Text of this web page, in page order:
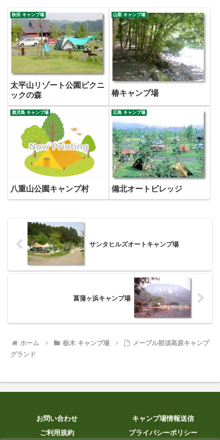
秋田 キャンプ場
太平山リゾート公園ピクニ
ックの森
山梨 キャンプ場
椿キャンプ場
鹿児島 キャンプ場
八重山公園キャンプ村
広島 キャンプ場
備北オートビレッジ
サンタヒルズオートキャンプ場
菖蒲ヶ浜キャンプ場
ホーム 栃木 キャンプ場
メープル那須高原キャンプ
グランド
お問い合わせ
キャンプ場情報送信
ご利用規約
プライバシーポリシー